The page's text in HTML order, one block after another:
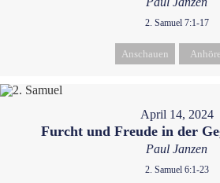
2. Samuel 7:1-17
Anschauen
April 14, 2024
Furcht und Freude in der
Paul Janzen
2. Samuel 6:1-23